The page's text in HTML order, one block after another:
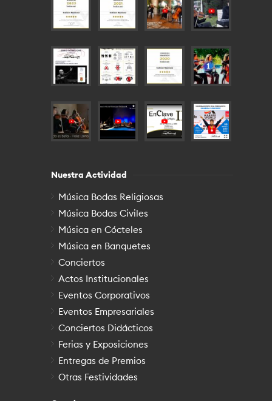
Nuestra Actividad
Música Bodas Religiosas
Música Bodas Civiles
Música en Cócteles
Música en Banquetes
Conciertos
Actos Institucionales
Eventos Corporativos
Eventos Empresariales
Conciertos Didácticos
Ferias y Exposiciones
Entregas de Premios
Otras Festividades